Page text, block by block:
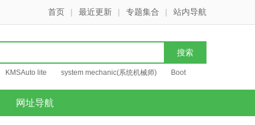
首页 | 最近更新 | 专题集合 | 站内导航
KMSAuto lite system mechanic(系统机械师) Boot
网址导航